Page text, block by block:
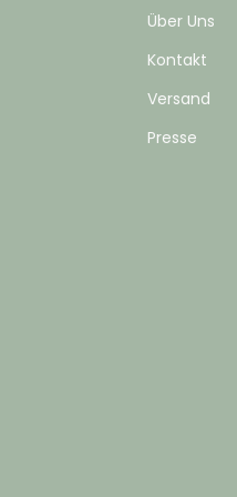
Über Uns
Kontakt
Versand
Presse